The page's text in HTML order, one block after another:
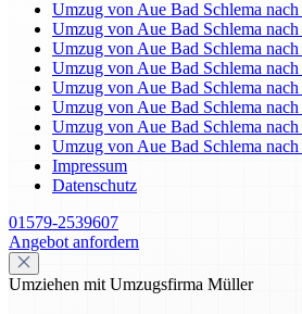
Umzug von Aue Bad Schlema
Umzug von Aue Bad Schlema
Umzug von Aue Bad Schlema
Umzug von Aue Bad Schlema nach
Umzug von Aue Bad Schlema nach
Umzug von Aue Bad Schlema
Umzug von Aue Bad Schlema
Umzug von Aue Bad Schlema nach
Impressum
Datenschutz
01579-2539607
Angebot anfordern
Umziehen mit Umzugsfirma Müller